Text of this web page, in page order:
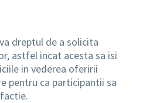
dreptul de a solicita
astfel incat acesta sa isi
in vederea oferirii
pentru ca participantii sa